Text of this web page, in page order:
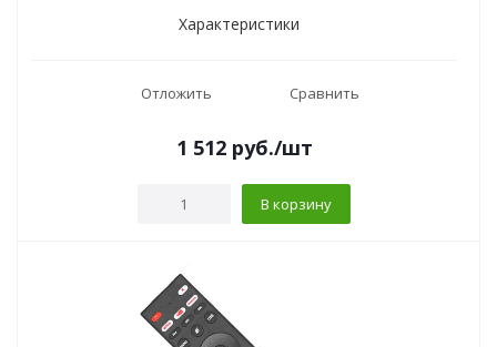
Характеристики
Отложить Сравнить
1 512 руб./шт
В корзину